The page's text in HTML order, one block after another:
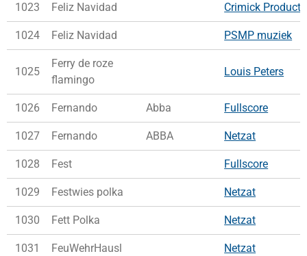
1023 Feliz Navidad Crimick
1024 Feliz Navidad PSMP muziek
1025
​Ferry de roze
flamingo
Louis Peters
1026 Fernando Abba Fullscore
1027 Fernando ABBA Netzat
1028 Fest Fullscore
1029 Festwies polka Netzat
1030 Fett Polka Netzat
1031 FeuWehrHausl Netzat